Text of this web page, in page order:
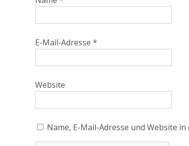
E-Mail-Adresse *
Website
Name, E-Mail-Adresse und Website